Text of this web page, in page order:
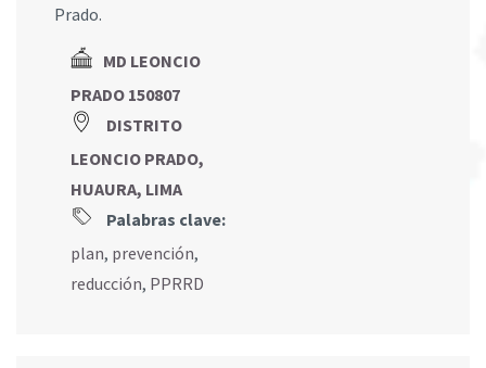
Prado.
MD LEONCIO
PRADO 150807
DISTRITO
LEONCIO PRADO,
HUAURA, LIMA
Palabras clave:
plan, prevención,
reducción, PPRRD